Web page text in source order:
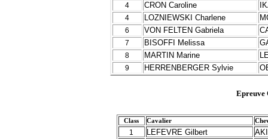
4 CRON Caroline
4 LOZNIEWSKI Charlene
6 VON FELTEN Gabriela
7 BISOFFI Melissa
8 MARTIN Marine
9 HERRENBERGER Sylvie
Epreuve
Class Cavalier
1 LEFEVRE Gilbert